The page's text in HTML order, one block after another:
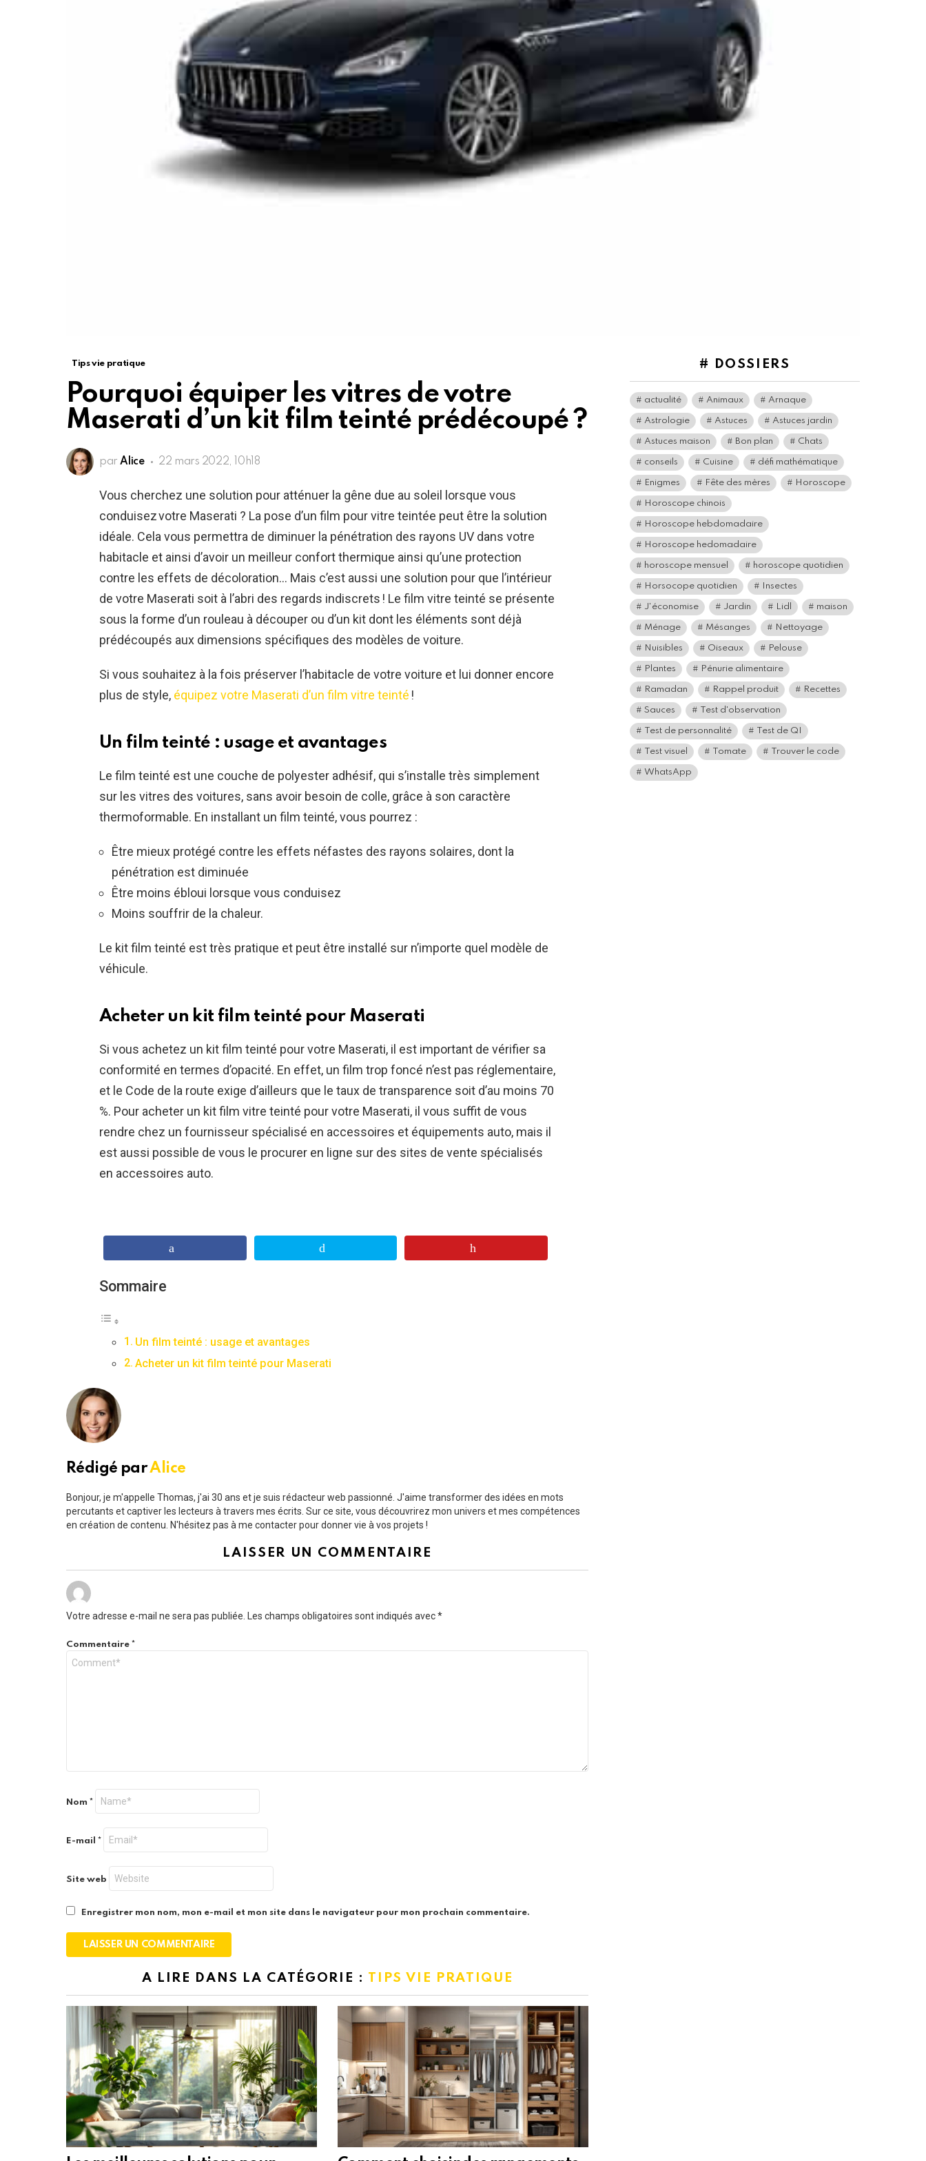
Tips vie pratique
Pourquoi équiper les vitres de votre
Maserati d’un kit film teinté prédécoupé ?
par Alice 22 mars 2022, 10h18
Vous cherchez une solution pour atténuer la gêne due au soleil lorsque vous
conduisez votre Maserati ? La pose d’un film pour vitre teintée peut être la solution
idéale. Cela vous permettra de diminuer la pénétration des rayons UV dans votre
habitacle et ainsi d’avoir un meilleur confort thermique ainsi qu’une protection
contre les effets de décoloration… Mais c’est aussi une solution pour que l’intérieur
de votre Maserati soit à l’abri des regards indiscrets ! Le film vitre teinté se présente
sous la forme d’un rouleau à découper ou d’un kit dont les éléments sont déjà
prédécoupés aux dimensions spécifiques des modèles de voiture.
Si vous souhaitez à la fois préserver l’habitacle de votre voiture et lui donner encore
plus de style, équipez votre Maserati d’un film vitre teinté !
Un film teinté : usage et avantages
Le film teinté est une couche de polyester adhésif, qui s’installe très simplement
sur les vitres des voitures, sans avoir besoin de colle, grâce à son caractère
thermoformable. En installant un film teinté, vous pourrez :
Être mieux protégé contre les effets néfastes des rayons solaires, dont la
pénétration est diminuée
Être moins ébloui lorsque vous conduisez
Moins souffrir de la chaleur.
Le kit film teinté est très pratique et peut être installé sur n’importe quel modèle de
véhicule.
Acheter un kit film teinté pour Maserati
Si vous achetez un kit film teinté pour votre Maserati, il est important de vérifier sa
conformité en termes d’opacité. En effet, un film trop foncé n’est pas réglementaire,
et le Code de la route exige d’ailleurs que le taux de transparence soit d’au moins 70
%. Pour acheter un kit film vitre teinté pour votre Maserati, il vous suffit de vous
rendre chez un fournisseur spécialisé en accessoires et équipements auto, mais il
est aussi possible de vous le procurer en ligne sur des sites de vente spécialisés
en accessoires auto.
Sommaire
Un film teinté : usage et avantages
Acheter un kit film teinté pour Maserati
Rédigé parAlice
Bonjour, je m'appelle Thomas, j'ai 30 ans et je suis rédacteur web passionné. J'aime transformer des idées en mots
percutants et captiver les lecteurs à travers mes écrits. Sur ce site, vous découvrirez mon univers et mes compétences
en création de contenu. N'hésitez pas à me contacter pour donner vie à vos projets !
LAISSER UN COMMENTAIRE
Votre adresse e-mail ne sera pas publiée. Les champs obligatoires sont indiqués avec*
Commentaire *
Nom *
E-mail *
Site web
Enregistrer mon nom, mon e-mail et mon site dans le navigateur pour mon prochain commentaire.
A LIRE DANS LA CATÉGORIE : TIPS VIE PRATIQUE
# DOSSIERS
actualité Animaux Arnaque
Astrologie Astuces Astuces jardin
Astuces maison Bon plan Chats
conseils Cuisine défi mathématique
Enigmes Fête des mères Horoscope
Horoscope chinois
Horoscope hebdomadaire
Horoscope hedomadaire
horoscope mensuel horoscope quotidien
Horsocope quotidien Insectes
J'économise Jardin Lidl maison
Ménage Mésanges Nettoyage
Nuisibles Oiseaux Pelouse
Plantes Pénurie alimentaire
Ramadan Rappel produit Recettes
Sauces Test d'observation
Test de personnalité Test de QI
Test visuel Tomate Trouver le code
WhatsApp